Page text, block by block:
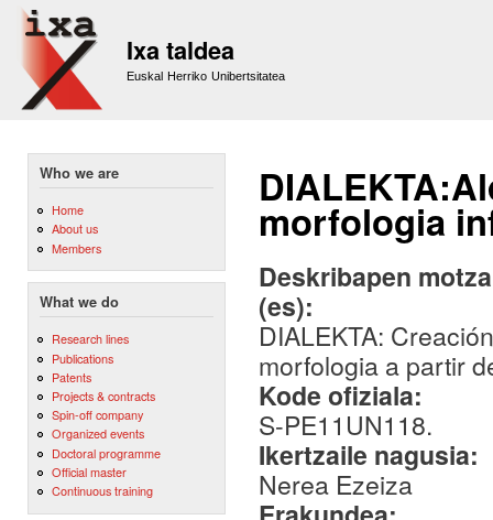
Ixa taldea
Euskal Herriko Unibertsitatea
Who we are
Home
About us
Members
What we do
Research lines
Publications
Patents
Projects & contracts
Spin-off company
Organized events
Doctoral programme
Official master
Continuous training
morfologia
Deskribapen
(es):
DIALEKTA:
morfologia a partir
Kode ofiziala:
S-PE11UN118.
Ikertzaile nagusia:
Nerea Ezeiza